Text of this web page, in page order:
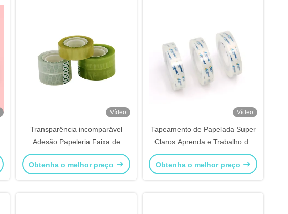
Vídeo
Transparência incomparável
Adesão Papeleria Faixa de
mascaramento Plástico
Obtenha o melhor preço
Vídeo
Tapeamento de Papelada Super
Claros Aprenda e Trabalho de
Escritório Artesanato à mão
Impermeável
Obtenha o melhor preço